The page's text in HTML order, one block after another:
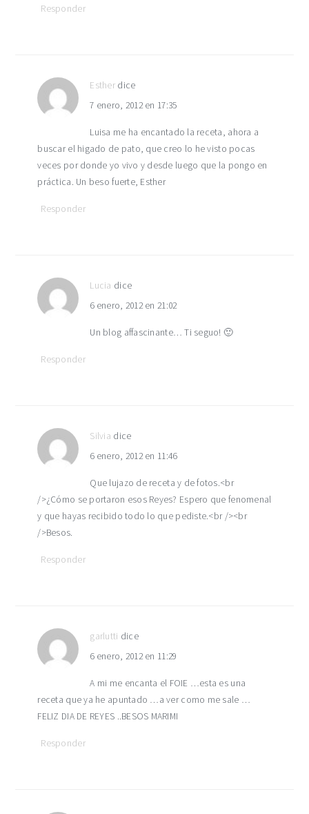
Responder
Esther dice
7 enero, 2012 en 17:35
Luisa me ha encantado la receta, ahora a
buscar el higado de pato, que creo lo he visto pocas
veces por donde yo vivo y desde luego que la pongo en
práctica. Un beso fuerte, Esther
Responder
Lucia dice
6 enero, 2012 en 21:02
Un blog affascinante… Ti seguo! 🙂
Responder
Silvia dice
6 enero, 2012 en 11:46
Que lujazo de receta y de fotos.<br
/>¿Cómo se portaron esos Reyes? Espero que fenomenal
y que hayas recibido todo lo que pediste.<br /><br
/>Besos.
Responder
garlutti dice
6 enero, 2012 en 11:29
A mi me encanta el FOIE …esta es una
receta que ya he apuntado …a ver como me sale …
FELIZ DIA DE REYES ..BESOS MARIMI
Responder